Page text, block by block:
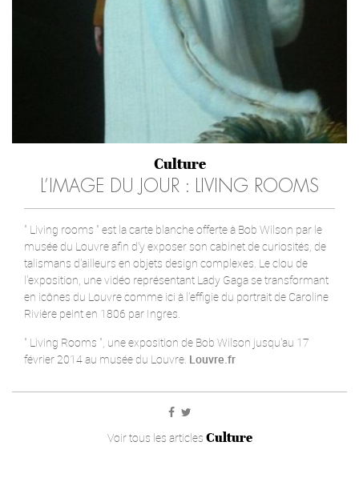
Culture
L’IMAGE DU JOUR : LIVING ROOMS
" Living rooms " est la carte blanche offerte à Bob Wilson par le
musée du Louvre afin d'y exposer son cabinet de curiosités, de
talismans d'ailleurs en objets design complexes. Le clou de
l'exposition, une vidéo représentant Lady Gaga se transformant
en icônes du Louvre comme ici à l'effigie du portrait de Caroline
Rivière peint en 1806 par Ingres.
" Living Rooms ", une exposition de Bob Wilson jusqu'au 17
février 2014 au musée du Louvre. Louvre.fr
Voir tous les articles Culture